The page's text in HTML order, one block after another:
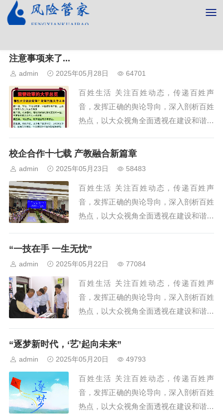
注意事项来了...
admin 2025年05月28日 64701
百姓生活 关注百姓动态，传递百姓声
音，发挥正确的舆论导向，深入剖析百姓
热点，以大众视角全面透视在建设和谐社
生观点，倡导主流价值观。百姓生活坚持
校企合作十七载 产教融合新篇章
admin 2025年05月23日 58483
百姓生活 关注百姓动态，传递百姓声
音，发挥正确的舆论导向，深入剖析百姓
热点，以大众视角全面透视在建设和谐社
生观点，倡导主流价值观。百姓生活坚持
“一技在手 一生无忧”
admin 2025年05月22日 77084
百姓生活 关注百姓动态，传递百姓声
音，发挥正确的舆论导向，深入剖析百姓
热点，以大众视角全面透视在建设和谐社
生观点，倡导主流价值观。百姓生活坚持
“逐梦新时代，‘艺’起向未来”
admin 2025年05月20日 49793
百姓生活 关注百姓动态，传递百姓声
音，发挥正确的舆论导向，深入剖析百姓
热点，以大众视角全面透视在建设和谐社